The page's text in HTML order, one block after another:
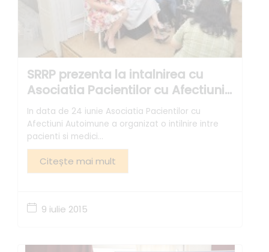
SRRP prezenta la intalnirea cu
Asociatia Pacientilor cu Afectiuni
Autoimune
9 iulie 2015
In data de 24 iunie Asociatia Pacientilor cu
Afectiuni Autoimune a organizat o intilnire intre
pacienti si medici...
Citește mai mult